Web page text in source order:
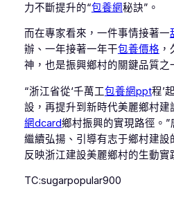
力不斷提升的“包養網秘訣”。
而在專家看來，一件事情接著一
辦、一年接著一年干包養價格
神，也是振興鄉村的關鍵品質之
“浙江省從‘千萬工包養網ppt程’
設，再提升到新時代美麗鄉村建
網dcard鄉村振興的實現路徑。
繼續弘揚、引導有志于鄉村建
反映浙江建設美麗鄉村的生動實
TC:sugarpopular900